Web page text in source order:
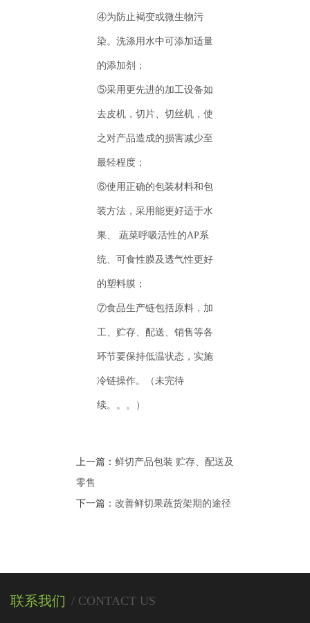
④为防止褐变或微生物污
染。洗涤用水中可添加适量
的添加剂；
⑤采用更先进的加工设备如
去皮机，切片、切丝机，使
之对产品造成的损害减少至
最轻程度；
⑥使用正确的包装材料和包
装方法，采用能更好适于水
果、 蔬菜呼吸活性的AP系
统、可食性膜及透气性更好
的塑料膜；
⑦食品生产链包括原料，加
工、贮存、配送、销售等各
环节要保持低温状态，实施
冷链操作。（未完待
续。。。）
上一篇： 鲜切产品包装 贮存、配送及
零售
下一篇： 改善鲜切果蔬货架期的途径
联系我们 / CONTACT US